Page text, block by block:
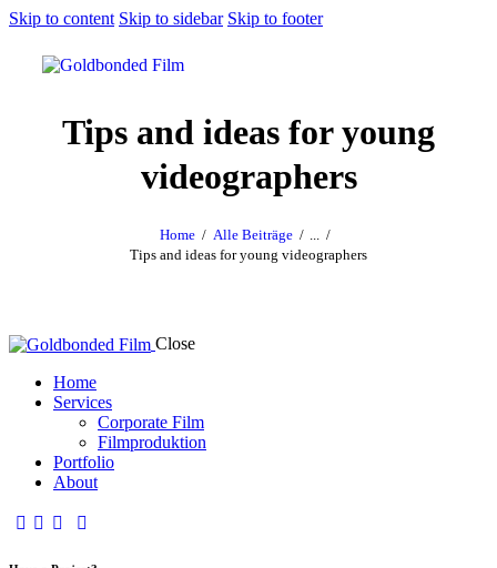
Skip to content Skip to sidebar Skip to footer
Tips and ideas for young
videographers
Home Alle Beiträge
...
Tips and ideas for young videographers
Close
Home
Services
Corporate Film
Filmproduktion
Portfolio
About